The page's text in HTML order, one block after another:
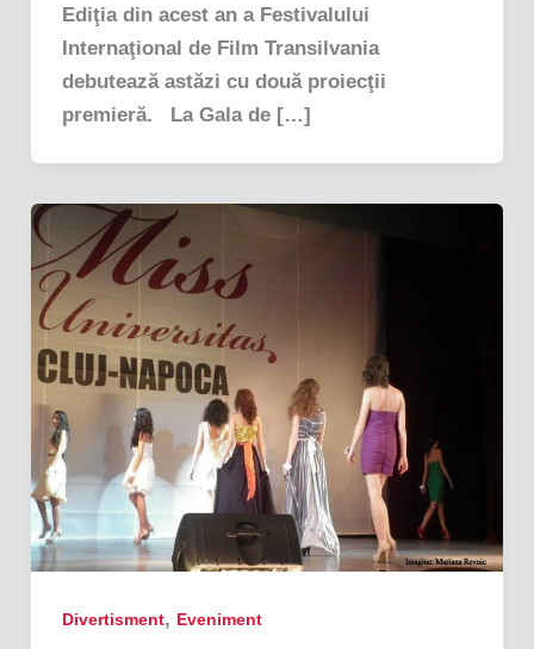
Ediţia din acest an a Festivalului
Internaţional de Film Transilvania
debutează astăzi cu două proiecţii
premieră. La Gala de […]
Divertisment, Eveniment